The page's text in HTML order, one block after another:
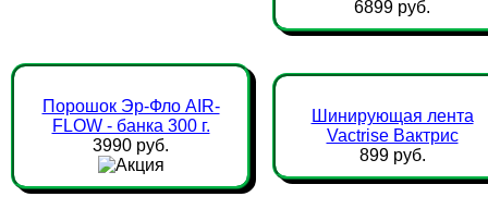
6899 руб.
Порошок Эр-Фло AIR-
FLOW - банка 300 г.
3990 руб.
Шинирующая лента
Vactrise Вактрис
899 руб.